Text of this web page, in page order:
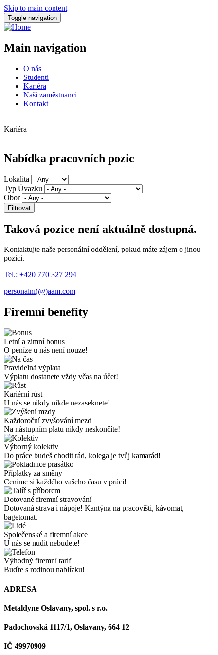
Skip to main content
Toggle navigation
Main navigation
O nás
Studenti
Kariéra
Naši zaměstnanci
Kontakt
Kariéra
Nabídka pracovních pozic
Lokalita
Typ Úvazku
Obor
Taková pozice není aktuálně dostupná.
Kontaktujte naše personální oddělení, pokud máte zájem o jinou
pozici.
Tel.: +420 770 327 294
personalni(@)aam.com
Firemní benefity
Letní a zimní bonus
O peníze u nás není nouze!
Pravidelná výplata
Výplatu dostanete vždy včas na účet!
Kariérní růst
U nás se nikdy nikde nezaseknete!
Každoroční zvyšování mezd
Na nástupním platu nikdy neskončíte!
Výborný kolektiv
Do práce budeš chodit rád, kolega je tvůj kamarád!
Příplatky za směny
Ceníme si každého vašeho času v práci!
Dotované firemní stravování
Dotovaná strava i nápoje! Kantýna na pracovišti, kávomat,
bagetomat.
Společenské a firemní akce
U nás se nudit nebudete!
Výhodný firemní tarif
Buďte s rodinou nablízku!
ADRESA
Metaldyne Oslavany, spol. s r.o.
Padochovská 1117/1, Oslavany, 664 12
IČ 49970909